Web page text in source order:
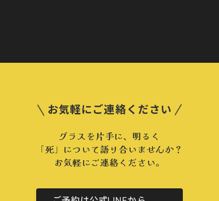
お気軽にご連絡ください
グラスを片手に、明るく
「死」について語り合いませんか？
お気軽にご連絡ください。